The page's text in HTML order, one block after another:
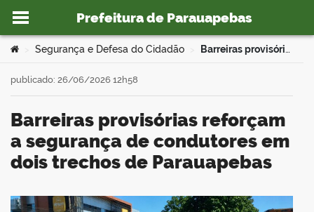
Ir para o conteúdo
Prefeitura de Parauapebas
portal
Você está aqui:
Segurança e Defesa do Cidadão Barreiras provisórias reforçam a segurança de condutores em dois trechos de Parauapebas
Barreiras provisórias reforçam
a segurança de condutores em
dois trechos de Parauapebas
publicado: 26/06/2026 12h58